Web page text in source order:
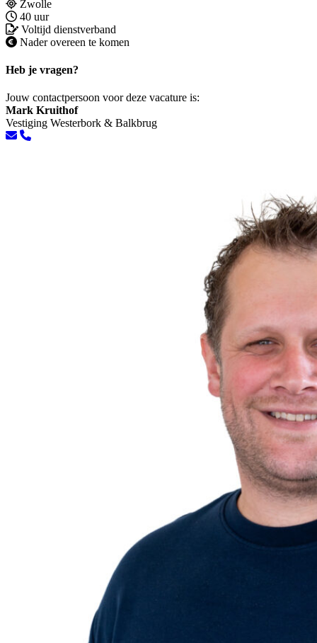
Zwolle
40 uur
Voltijd dienstverband
Nader overeen te komen
Heb je vragen?
Jouw contactpersoon voor deze vacature is:
Mark Kruithof
Vestiging Westerbork & Balkbrug